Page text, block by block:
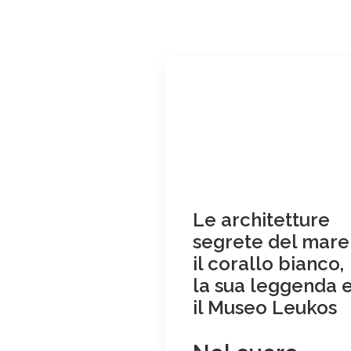
Le architetture
segrete del
il corallo bianco,
la sua leggenda
il Museo Leukos